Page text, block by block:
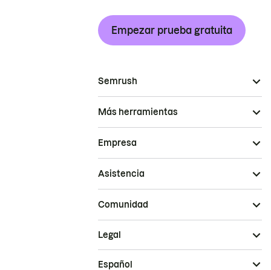
Empezar prueba gratuita
Semrush
Más herramientas
Empresa
Asistencia
Comunidad
Legal
Español